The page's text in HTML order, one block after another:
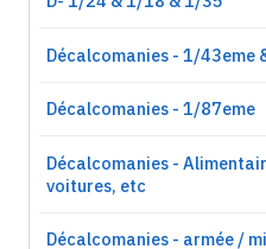
Décalcomanies - 1/43eme
Décalcomanies - 1/87eme
Décalcomanies -
voitures, etc
Décalcomanies - armée /